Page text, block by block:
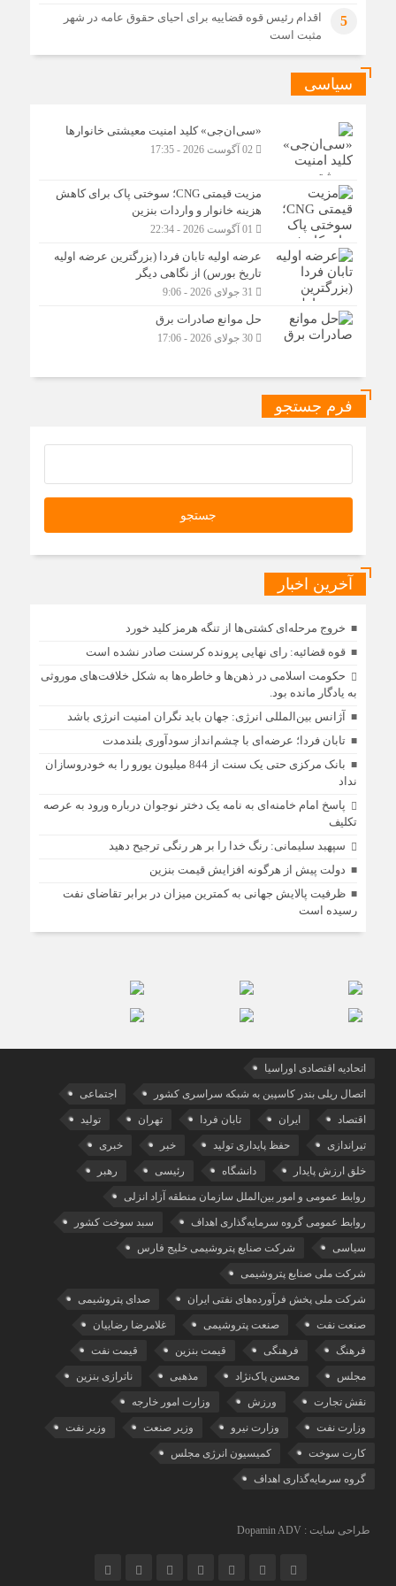
5
اقدام رئیس قوه قضاییه برای احیای حقوق عامه در شهر
مثبت است
سیاسی
«سی‌ان‌جی» کلید امنیت معیشتی خانوارها
02 آگوست 2026 - 17:35
مزیت قیمتی CNG؛ سوختی پاک برای کاهش
هزینه خانوار و واردات بنزین
عرضه اولیه تابان فردا (بزرگترین عرضه اولیه
تاریخ بورس) از نگاهی دیگر
حل موانع صادرات برق
30 جولای 2026 - 17:06
فرم جستجو
آخرین اخبار
خروج مرحله‌ای کشتی‌ها از تنگه هرمز کلید خورد
قوه قضائیه: رای نهایی پرونده کرسنت صادر نشده است
حکومت اسلامی در ذهن‌ها و خاطره‌ها به شکل خلافت‌های موروثی
به یادگار مانده بود.
آژانس بین‌المللی انرژی: جهان باید نگران امنیت انرژی باشد
تابان فردا؛ عرضه‌ای با چشم‌انداز سودآوری بلندمدت
بانک مرکزی حتی یک سنت از 844 میلیون یورو را به خودروسازان
نداد
پاسخ امام خامنه‌ای به نامه یک دختر نوجوان درباره ورود به عرصه
تکلیف
سپهبد سلیمانی: رنگ خدا را بر هر رنگی ترجیح دهید
دولت پیش از هرگونه افزایش قیمت بنزین
ظرفیت پالایش جهانی به کمترین میزان در برابر تقاضای نفت
رسیده است
اتحادیه اقتصادی اوراسیا
اتصال ریلی بندر کاسپین به شبکه سراسری کشور اجتماعی
اقتصاد ایران تابان فردا تهران تولید
تیراندازی حفظ پایداری تولید خبر خبری
خلق ارزش پایدار دانشگاه رئیسی رهبر
روابط عمومی و امور بین‌الملل سازمان منطقه آزاد انزلی
روابط عمومی گروه سرمایه‌گذاری اهداف سبد سوخت کشور
سیاسی شرکت صنایع پتروشیمی خلیج فارس
شرکت ملی صنایع پتروشیمی
شرکت ملی پخش فرآورده‌های نفتی ایران صدای پتروشیمی
صنعت نفت صنعت پتروشیمی غلامرضا رضاییان
فرهنگ فرهنگی قیمت بنزین قیمت نفت
مجلس محسن پاک‌نژاد مذهبی ناترازی بنزین
نقش تجارت ورزش وزارت امور خارجه
وزارت نفت وزارت نیرو وزیر صنعت وزیر نفت
کارت سوخت کمیسیون انرژی مجلس
گروه سرمایه‌‌گذاری اهداف
طراحی سایت : Dopamin ADV